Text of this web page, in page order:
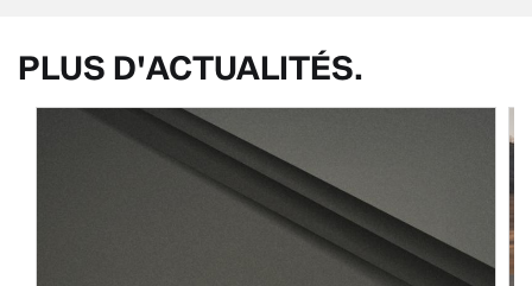
PLUS D'ACTUALITÉS.